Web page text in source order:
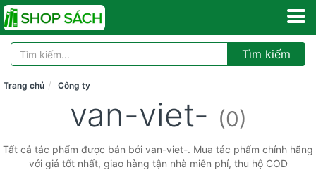
Tìm kiếm
Trang chủ Công ty
van-viet- (0)
Tất cả tác phẩm được bán bởi van-viet-. Mua tác phẩm chính hãng
với giá tốt nhất, giao hàng tận nhà miễn phí, thu hộ COD